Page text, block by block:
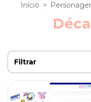
Início >
Filtrar